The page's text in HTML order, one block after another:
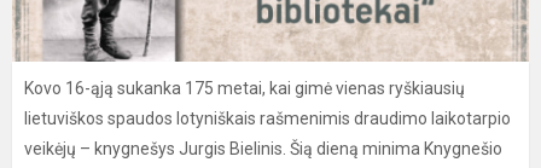
Kovo 16-ąją sukanka 175 metai, kai gimė vienas ryškiausių
lietuviškos spaudos lotyniškais rašmenimis draudimo laikotarpio
veikėjų – knygnešys Jurgis Bielinis. Šią dieną minima Knygnešio